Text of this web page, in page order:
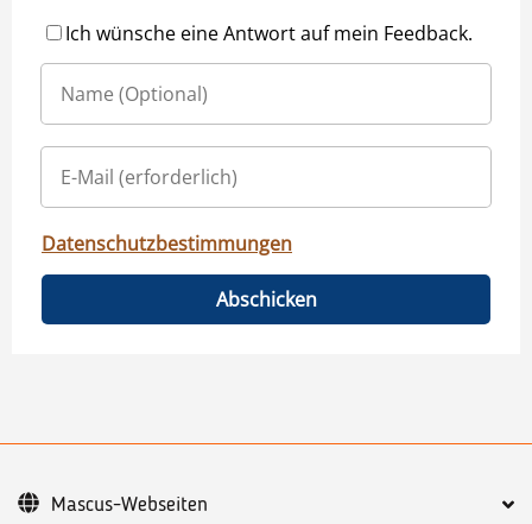
Ich wünsche eine Antwort auf mein Feedback.
Datenschutzbestimmungen
Abschicken
Mascus-Webseiten